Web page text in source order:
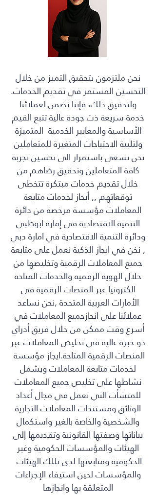
نحن ملتزمون بتحقيق التميز من خلال
التحسين المستمر في تقديم الخدمات.
ولتحقيق ذلك، فإننا نضمن لعملائنا
خدمة سريعة ذت جودة عالية تتبع القيم
الأساسية والمعايير الخدمية المتميزة
ولتلبية الاحتياجات المتغيرة للمتعاملين
نحن نسعى باستمرار الى تحسين تجربة
كافة المتعاملين وتحقيق رضاهم من
خلال تقديم خدمات مبتكرة تتخطى
توقعاتهم ,, أيجاز لخدمات متابعة
المعاملات مؤسسة مرخصة من دائرة
التنمية الاقتصادية في إمارة ابوظبي
ودائرة التنمية الاقتصادية في امارة دبي
, نخن في ايجاز الذكية نعمل على متابعة
جميع المعاملات الرقمية وتخليصها من
خلال الهوية الرقميه والخدمات المتاحة
الكترونيا عبر المنصات الرقمية في
الأمارات العربية المتحدة ,نحن نساعد
عملائنا على انحازجميع المعاملات في
أسرع وقت ممكن من خلال فريق أدراي
ذو خبرة عالية في تخليص المعاملات عبر
المنصات الرقمية المتاحة.ايجاز مؤسسة
لخدمات متابعة المعاملات ويشمل
نشاطها على تخليص جميع المعاملات
للمنشأت التي تعمل في مجال أعداد
الوثائق ومستندات المعاملات التجارية
والشخصية والخاصة بالغير واستكمال
بياناتها وصفتها القانونية وتقديمها إلى
الهيئات والمؤسسات الحكومية وغير
الحكومية ومتابعتها لدى تللك الهيئات
والمؤسسات لحين استيفاء الإجراءات
المتعلقة بها وانجازها